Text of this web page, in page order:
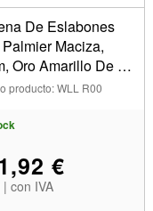
De Eslabones
Maciza,
Oro Amarillo De 18
Ref. 00702
producto: WLL R00
€
con IVA